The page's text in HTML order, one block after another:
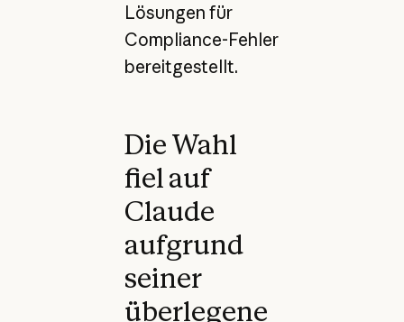
Lösungen für
Compliance-Fehler
bereitgestellt.
Die Wahl
fiel auf
Claude
aufgrund
seiner
überlegene